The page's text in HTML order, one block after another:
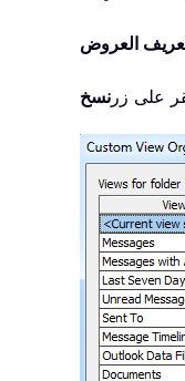
العروض
على زر نسخ